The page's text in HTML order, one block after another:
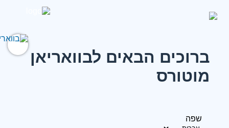
ברוכים הבאים לבוואריאן
מוטורס
שפה